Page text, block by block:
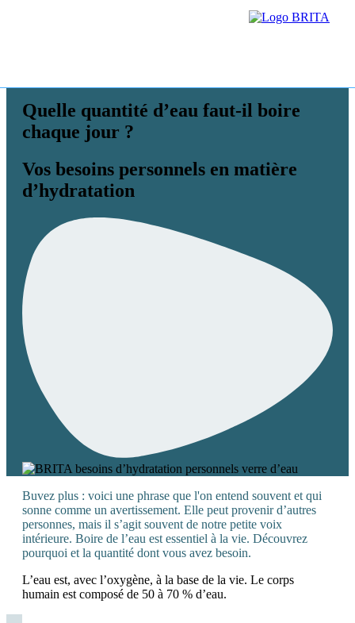
Quelle quantité d’eau faut-il boire
chaque jour ?
Vos besoins personnels en matière
d’hydratation
Buvez plus : voici une phrase que l'on entend souvent et qui
sonne comme un avertissement. Elle peut provenir d’autres
personnes, mais il s’agit souvent de notre petite voix
intérieure. Boire de l’eau est essentiel à la vie. Découvrez
pourquoi et la quantité dont vous avez besoin.
L’eau est, avec l’oxygène, à la base de la vie. Le corps
humain est composé de 50 à 70 % d’eau.